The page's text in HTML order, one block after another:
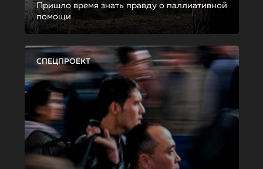
Пришло время знать правду о паллиативной
помощи
СПЕЦПРОЕКТ